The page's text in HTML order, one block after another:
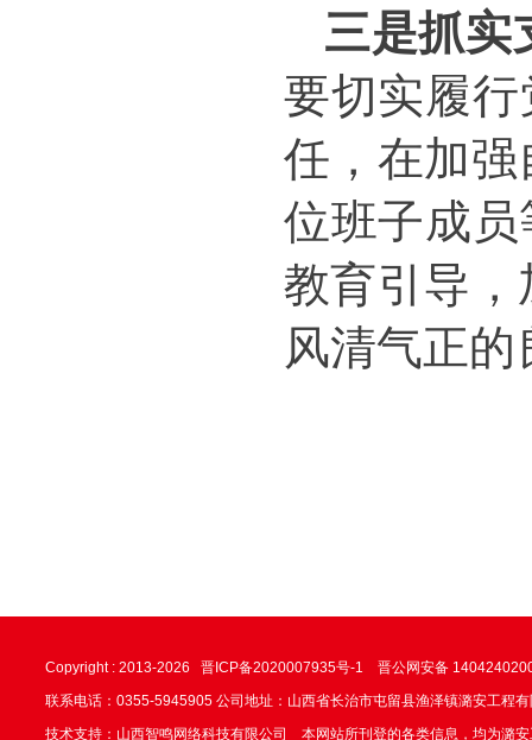
三是抓实
要切实履
任 ，在加
位班子成员
教育引导
风清气正
Copyright : 2013-2026 晋ICP备2020007935号-1
晋公网安备
联系电话：0355-5945905 公司地址：山西省长治市屯留县渔泽镇潞安工程
技术支持：山西智鸣网络科技有限公司 本网站所刊登的各类信息，均为潞